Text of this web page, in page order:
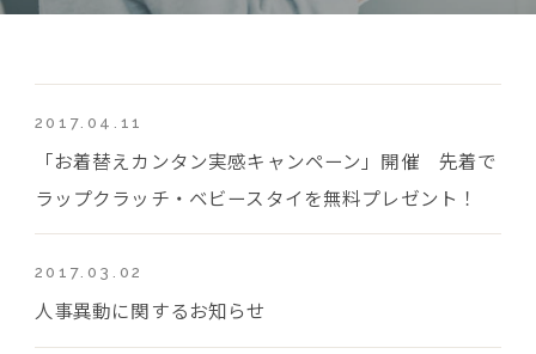
2017.04.11
「お着替えカンタン実感キャンペーン」開催 先着で
ラップクラッチ・ベビースタイを無料プレゼント！
2017.03.02
人事異動に関するお知らせ